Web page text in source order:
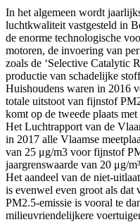
In het algemeen wordt
luchtkwaliteit vastgesteld in
de enorme technologische
motoren, de invoering van
zoals de ‘Selective Catalytic
productie van schadelijke
Huishoudens waren in 2016
totale uitstoot van fijnstof
komt op de tweede plaats
Het Luchtrapport van de
in 2017 alle Vlaamse
van 25 μg/m3 voor fijnstof
jaargrenswaarde van 20 μg/
Het aandeel van de niet-
is evenwel even groot als dat
PM2.5-emissie is vooral te
milieuvriendelijkere